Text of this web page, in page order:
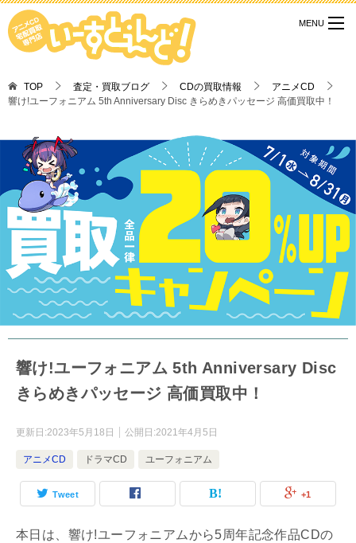
TOP 査定・買取ブログ CDの買取情報
アニメCD
響け!ユーフォニアム 5th Anniversary Disc きらめきパッセージ 高価買取中！
響け!ユーフォニアム 5th Anniversary Disc
きらめきパッセージ 高価買取中！
更新日:2023年5月18日 公開日:2021年4月5日
アニメCD ドラマCD ユーフォニアム
Tweet +1
本日は、響け!ユーフォニアムから5周年記念作品CDの